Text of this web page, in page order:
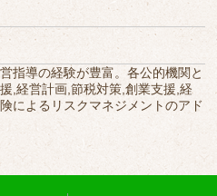
指導の経験が豊富。各公的機関と
,経営計画,節税対策,創業支援,経
によるリスクマネジメントのアド